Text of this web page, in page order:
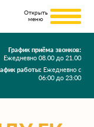
График приёма звонков:
Ежедневно 08.00 до 21.00
работы: Ежедневно с
06:00 до 23:00